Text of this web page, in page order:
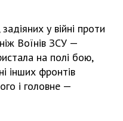
у війні проти
Воїнів ЗСУ —
на полі бою,
інших фронтів
і головне —